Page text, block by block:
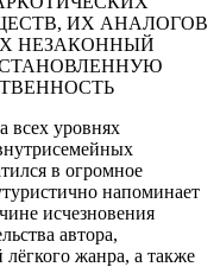
ИХ АНАЛОГОВ
НЕЗАКОННЫЙ
всех уровнях
в огромное
напоминает
исчезновения
автора,
жанра, а также